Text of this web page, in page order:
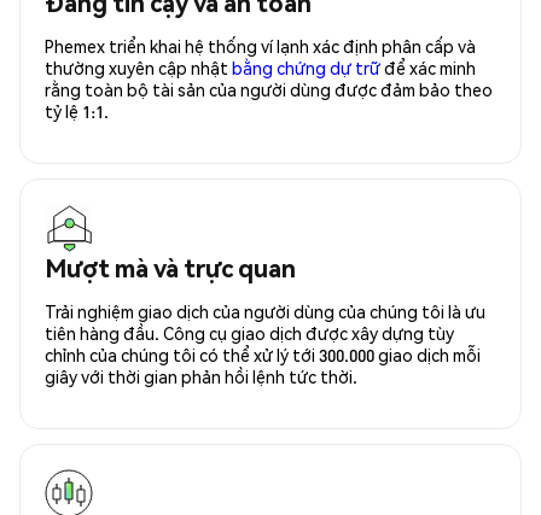
Phemex triển khai hệ thống ví lạnh xác định phân cấp và
thường xuyên cập nhật bằng chứng dự trữđể xác minh
rằng toàn bộ tài sản của người dùng được đảm bảo theo
tỷ lệ 1:1.
Mượt mà và trực quan
Trải nghiệm giao dịch của người dùng của chúng tôi là ưu
tiên hàng đầu. Công cụ giao dịch được xây dựng tùy
chỉnh của chúng tôi có thể xử lý tới 300.000 giao dịch mỗi
giây với thời gian phản hồi lệnh tức thời.